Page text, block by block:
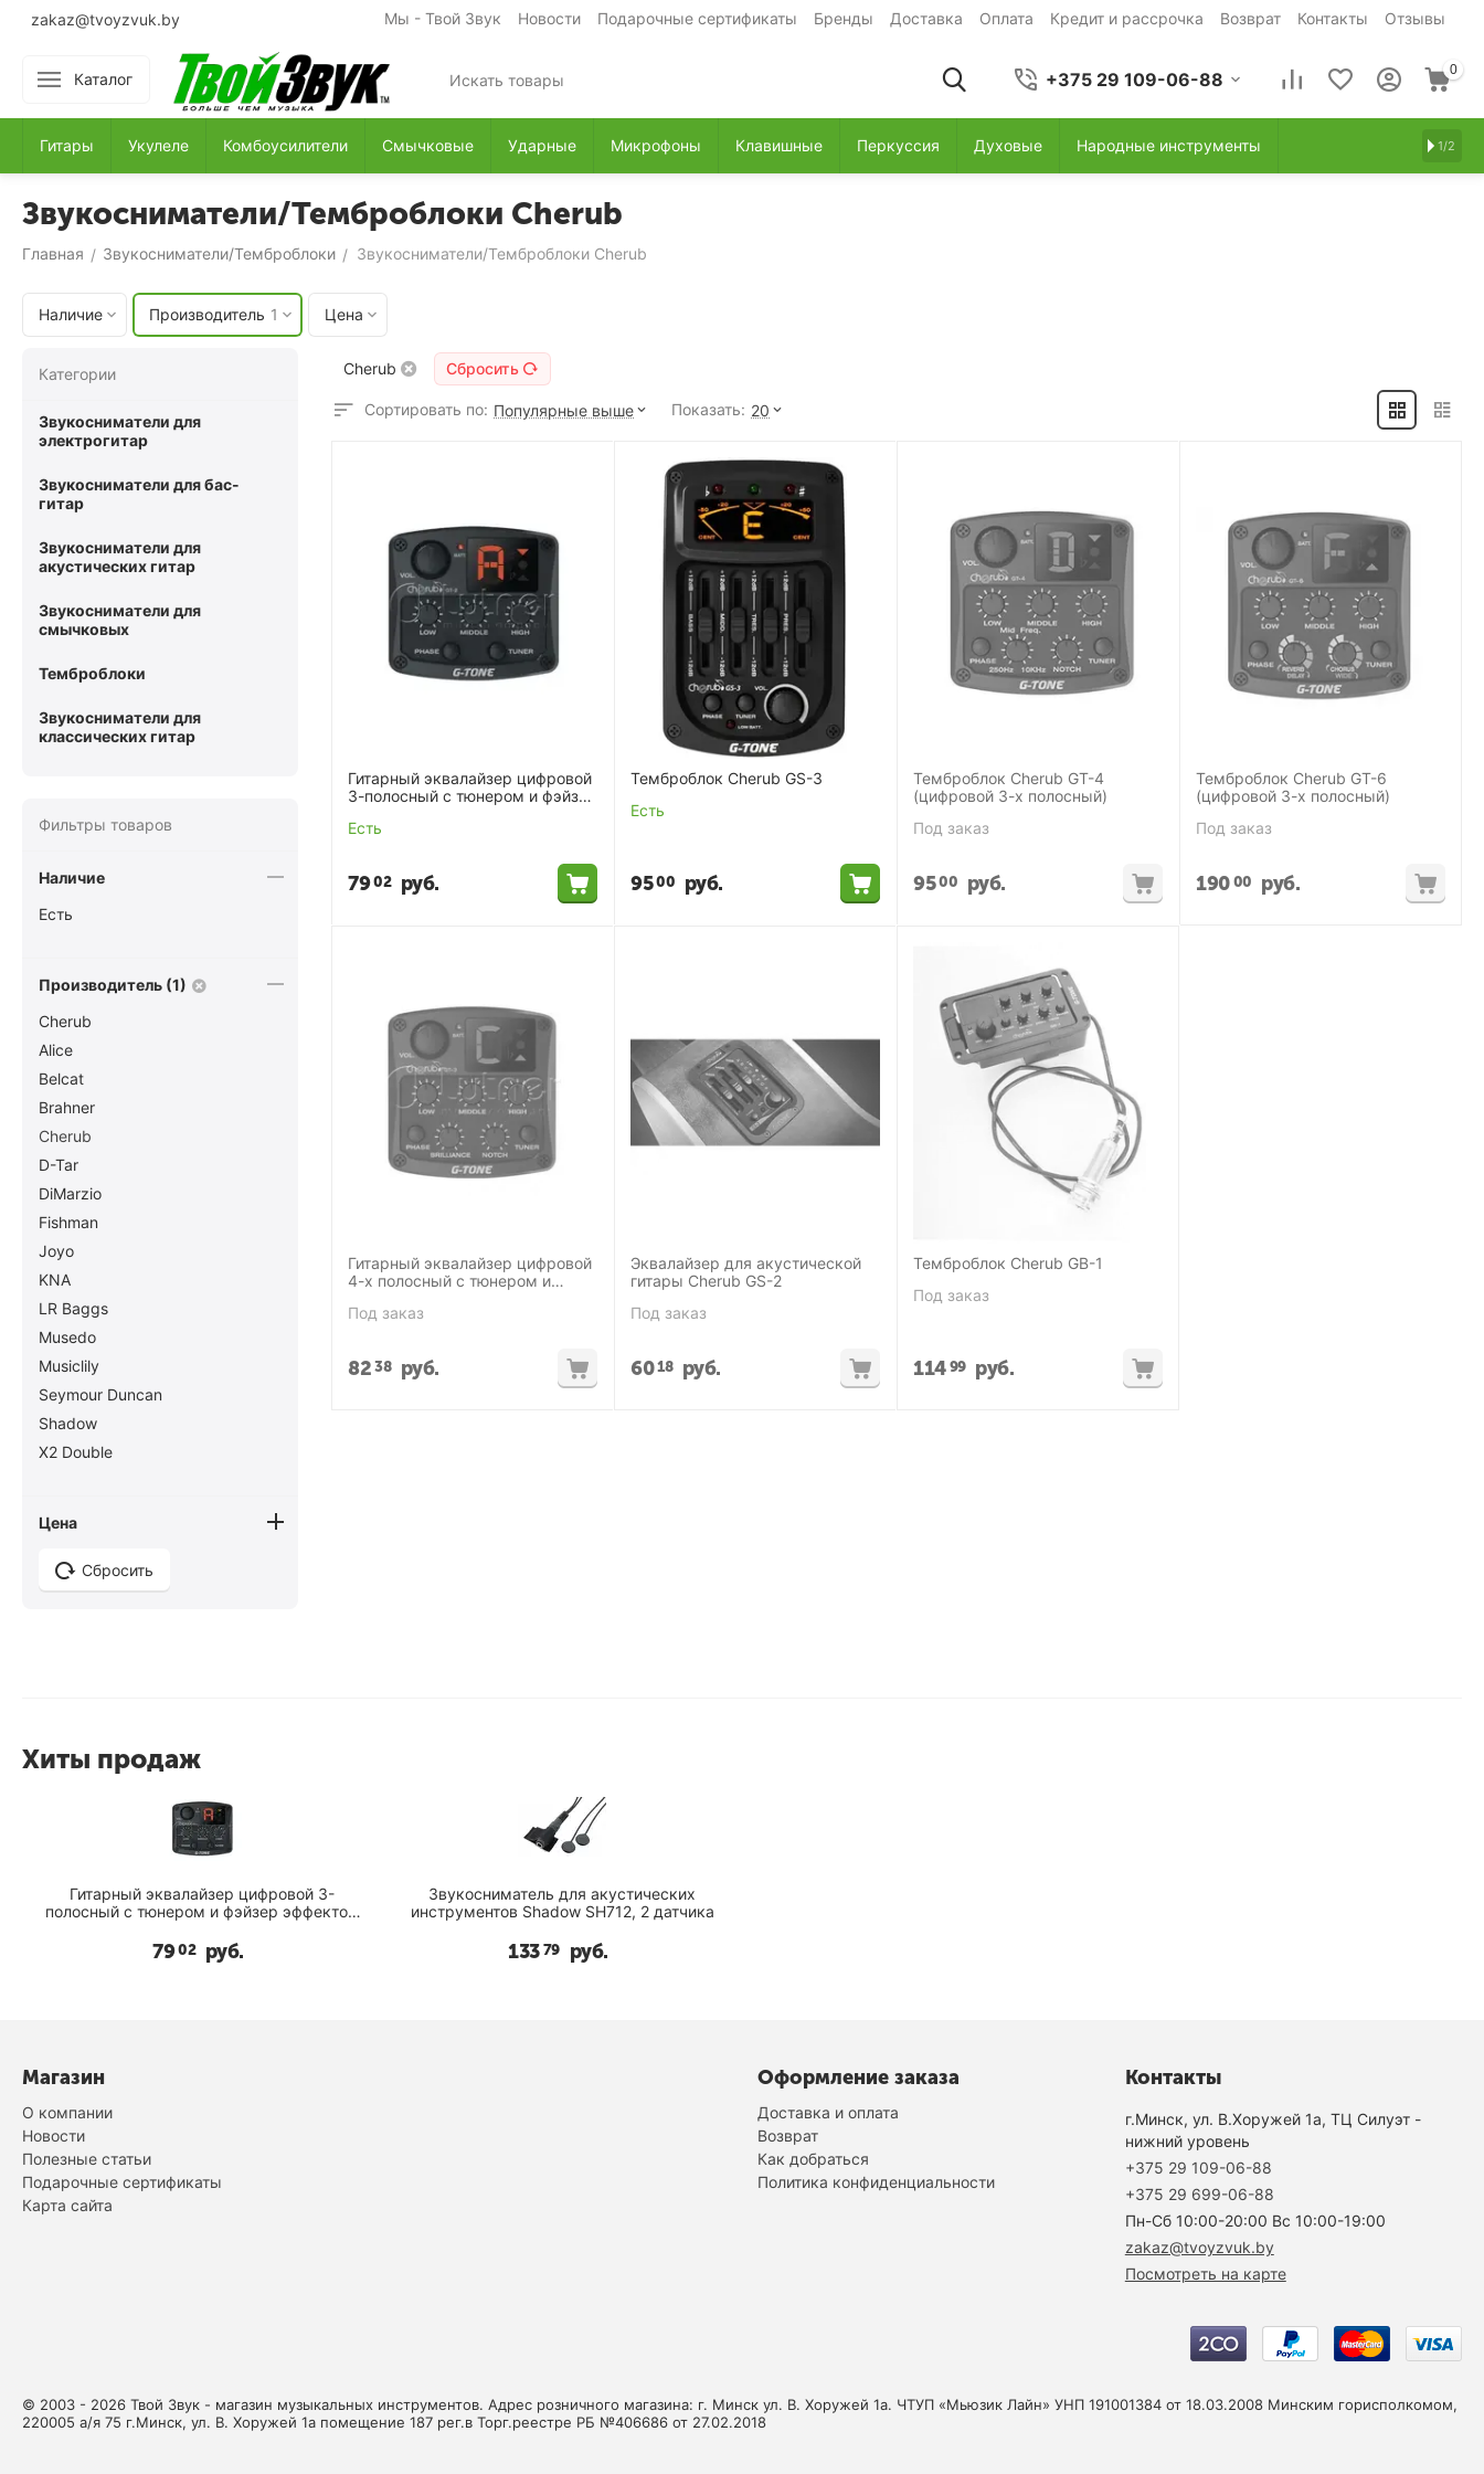
zakaz@tvoyzvuk.by Мы - Твой Звук Новости Подарочные сертификаты Бренды Доставка Оплата Кредит и рассрочка Возврат Контакты Отзывы
Каталог +375 29 109-06-88 0
Гитары Укулеле Комбоусилители Смычковые Ударные Микрофоны Клавишные Перкуссия Духовые Народные инструменты 1/2
Звукосниматели/Темброблоки Cherub
Главная / Звукосниматели/Темброблоки / Звукосниматели/Темброблоки Cherub
Наличие Производитель 1 Цена
Cherub Сбросить
Сортировать по: Популярные выше Показать: 20
Гитарный эквалайзер цифровой
3-полосный с тюнером и фэйзер
Есть
7902 руб.
Темброблок Cherub GS-3
Есть
9500 руб.
Темброблок Cherub GT-4
(цифровой 3-х полосный)
Под заказ
9500 руб.
Темброблок Cherub GT-6
(цифровой 3-х полосный)
Под заказ
19000 руб.
Гитарный эквалайзер цифровой
4-х полосный с тюнером и
Cherub GT-3
Под заказ
8238 руб.
Эквалайзер для акустической
гитары Cherub GS-2
Под заказ
6018 руб.
Темброблок Cherub GB-1
Под заказ
11499 руб.
Категории
Звукосниматели для
электрогитар
Звукосниматели для бас-
гитар
Звукосниматели для
акустических гитар
Звукосниматели для
смычковых
Темброблоки
Звукосниматели для
классических гитар
Фильтры товаров
Наличие
Есть
Производитель (1)
Cherub
Alice
Belcat
Brahner
Cherub
D-Tar
DiMarzio
Fishman
Joyo
KNA
LR Baggs
Musedo
Musiclily
Seymour Duncan
Shadow
X2 Double
Цена
Сбросить
Хиты продаж
Гитарный эквалайзер цифровой 3-
полосный с тюнером и фэйзер эффектом
7902 руб.
Звукосниматель для акустических
инструментов Shadow SH712, 2 датчика
13379 руб.
Магазин
О компании
Новости
Полезные статьи
Подарочные сертификаты
Карта сайта
Оформление заказа
Доставка и оплата
Возврат
Как добраться
Политика конфиденциальности
Контакты
г.Минск, ул. В.Хоружей 1а, ТЦ Силуэт -
нижний уровень
+375 29 109-06-88
+375 29 699-06-88
Пн-Cб 10:00-20:00 Вс 10:00-19:00
zakaz@tvoyzvuk.by
Посмотреть на карте
© 2003 - 2026 Твой Звук - магазин музыкальных инструментов. Адрес розничного магазина: г. Минск ул. В. Хоружей 1а. ЧТУП «Мьюзик Лайн» УНП 191001384 от 18.03.2008 Минским горисполкомом,
220005 а/я 75 г.Минск, ул. В. Хоружей 1а помещение 187 рег.в Торг.реестре РБ №406686 от 27.02.2018